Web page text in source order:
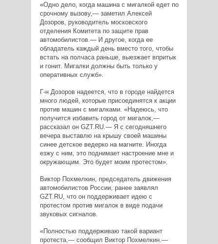
«Одно дело, когда машина с мигалкой едет по
срочному вызову,— заметил Алексей
Дозоров, руководитель московского
отделения Комитета по защите прав
автомобилистов.— И другое, когда ее
обладатель каждый день вместо того, чтобы
встать на полчаса раньше, выезжает впритык
и гонит. Мигалки должны быть только у
оперативных служб».
Г-н Дозоров надеется, что в городе найдется
много людей, которые присоединятся к акции
против машин с мигалками. «Надеюсь, что
получится избавить город от мигалок,—
рассказал он GZT.RU.— Я с сегодняшнего
вечера выставлю на крышу своей машины
синее детское ведерко на магните. Иногда
езжу с ним, это поднимает настроение мне и
окружающим. Это будет моим протестом».
Виктор Похмелкин, председатель движения
автомобилистов России, ранее заявлял
GZT.RU, что он поддерживает идею с
протестом против мигалок в виде подачи
звуковых сигналов.
«Полностью поддерживаю такой вариант
протеста,— сообщил Виктор Похмелкин.—